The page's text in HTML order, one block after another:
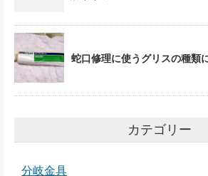
蛇口修理に使うグリスの種類
カテゴリー
分岐金具